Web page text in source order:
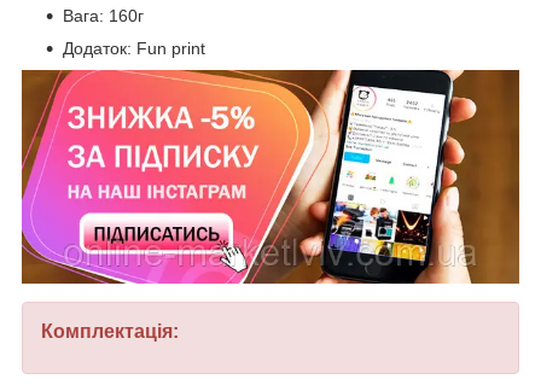
Вага: 160г
Додаток: Fun print
Комплектація: